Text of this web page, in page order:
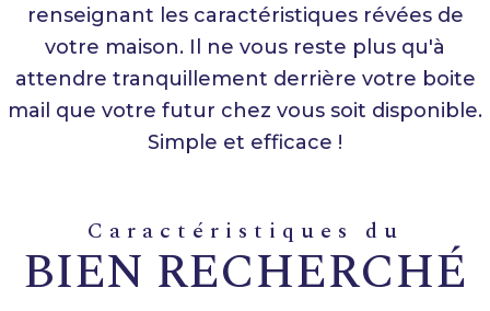
renseignant les caractéristiques révées de
votre maison. Il ne vous reste plus qu'à
attendre tranquillement derrière votre boite
mail que votre futur chez vous soit disponible.
Simple et efficace !
caractéristiques du
BIEN RECHERCHÉ